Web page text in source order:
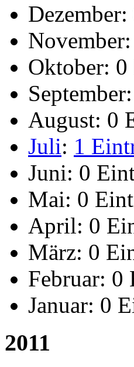
Dezember:
November:
Oktober: 0
September:
August: 0
Juli: 1
Juni: 0
Mai: 0
April: 0
März: 0
Februar: 0
Januar: 0
2011